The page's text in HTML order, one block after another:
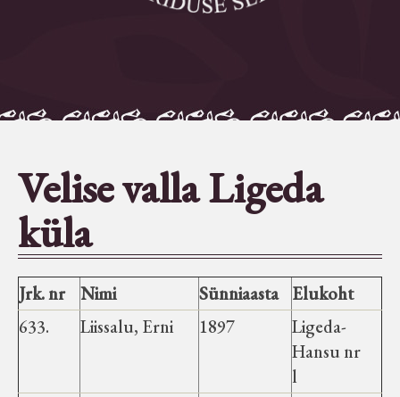
Seltsid-ühingud
Aiandus
Tuletõrje
Velise valla Ligeda
küla
Jrk. nr Nimi Sünniaasta
Elukoht
633.
Liissalu, Erni 1897
Ligeda-
Hansu nr
l